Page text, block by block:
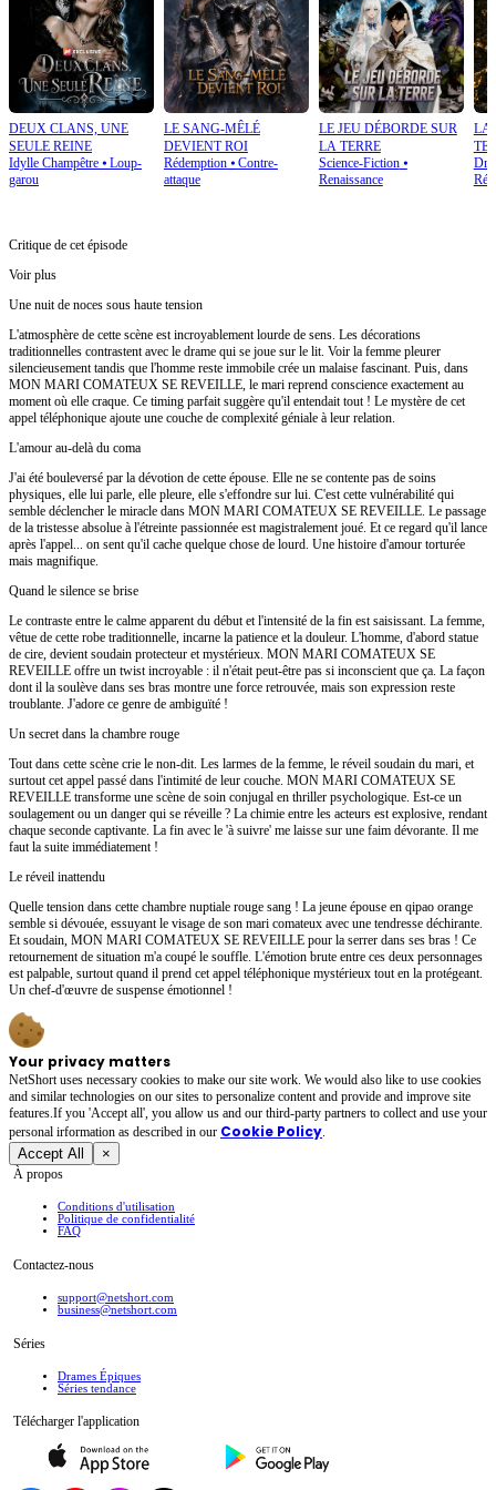
DEUX CLANS, UNE
SEULE REINE
Idylle Champêtre ⦁ Loup-
garou
LE SANG-MÊLÉ
DEVIENT ROI
Rédemption⦁ Contre-
attaque
LE JEU DÉBORDE SUR
LA TERRE
Science-Fiction⦁
Renaissance
LA
Critique de cet épisode
Voir plus
Une nuit de noces sous haute tension
L'atmosphère de cette scène est incroyablement lourde de sens. Les décorations
traditionnelles contrastent avec le drame qui se joue sur le lit. Voir la femme pleurer
silencieusement tandis que l'homme reste immobile crée un malaise fascinant. Puis, dans
MON MARI COMATEUX SE REVEILLE, le mari reprend conscience exactement au
moment où elle craque. Ce timing parfait suggère qu'il entendait tout ! Le mystère de cet
appel téléphonique ajoute une couche de complexité géniale à leur relation.
L'amour au-delà du coma
J'ai été bouleversé par la dévotion de cette épouse. Elle ne se contente pas de soins
physiques, elle lui parle, elle pleure, elle s'effondre sur lui. C'est cette vulnérabilité qui
semble déclencher le miracle dans MON MARI COMATEUX SE REVEILLE. Le passage
de la tristesse absolue à l'étreinte passionnée est magistralement joué. Et ce regard qu'il lance
après l'appel... on sent qu'il cache quelque chose de lourd. Une histoire d'amour torturée
mais magnifique.
Quand le silence se brise
Le contraste entre le calme apparent du début et l'intensité de la fin est saisissant. La femme,
vêtue de cette robe traditionnelle, incarne la patience et la douleur. L'homme, d'abord statue
de cire, devient soudain protecteur et mystérieux. MON MARI COMATEUX SE
REVEILLE offre un twist incroyable : il n'était peut-être pas si inconscient que ça. La façon
dont il la soulève dans ses bras montre une force retrouvée, mais son expression reste
troublante. J'adore ce genre de ambiguïté !
Un secret dans la chambre rouge
Tout dans cette scène crie le non-dit. Les larmes de la femme, le réveil soudain du mari, et
surtout cet appel passé dans l'intimité de leur couche. MON MARI COMATEUX SE
REVEILLE transforme une scène de soin conjugal en thriller psychologique. Est-ce un
soulagement ou un danger qui se réveille ? La chimie entre les acteurs est explosive, rendant
chaque seconde captivante. La fin avec le 'à suivre' me laisse sur une faim dévorante. Il me
faut la suite immédiatement !
Le réveil inattendu
Quelle tension dans cette chambre nuptiale rouge sang ! La jeune épouse en qipao orange
semble si dévouée, essuyant le visage de son mari comateux avec une tendresse déchirante.
Et soudain, MON MARI COMATEUX SE REVEILLE pour la serrer dans ses bras ! Ce
retournement de situation m'a coupé le souffle. L'émotion brute entre ces deux personnages
est palpable, surtout quand il prend cet appel téléphonique mystérieux tout en la protégeant.
Un chef-d'œuvre de suspense émotionnel !
Your privacy matters
NetShort uses necessary cookies to make our site work. We would also like to use cookies
and similar technologies on our sites to personalize content and provide and improve site
features.If you 'Accept all', you allow us and our third-party partners to collect and use your
personal irformation as described in our Cookie Policy.
Accept All ×
À propos
Conditions d'utilisation
Politique de confidentialité
FAQ
Contactez-nous
support@netshort.com
business@netshort.com
Séries
Drames Épiques
Séries tendance
Télécharger l'application